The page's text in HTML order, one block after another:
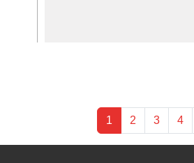
1 2 3 4